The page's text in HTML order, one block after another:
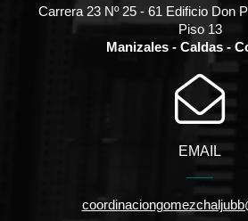
Carrera 23 Nº 25 - 61 Edificio Don
Piso 13
Manizales - Caldas -
EMAIL